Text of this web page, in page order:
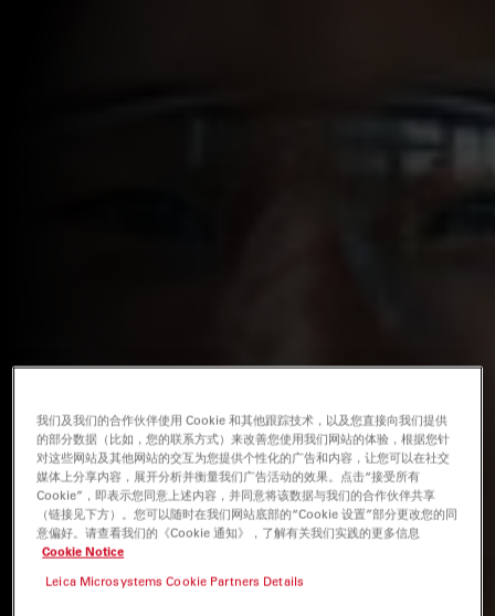
我们及我们的合作伙伴使用 Cookie 和其他跟踪技术，以及您直接向我们提供
的部分数据（比如，您的联系方式）来改善您使用我们网站的体验，根据您针
对这些网站及其他网站的交互为您提供个性化的广告和内容，让您可以在社交
媒体上分享内容，展开分析并衡量我们广告活动的效果。点击“接受所有
Cookie”，即表示您同意上述内容，并同意将该数据与我们的合作伙伴共享
（链接见下方）。您可以随时在我们网站底部的“Cookie 设置”部分更改您的同
意偏好。请查看我们的《Cookie 通知》，了解有关我们实践的更多信息
Cookie Notice
Leica Microsystems Cookie Partners Details